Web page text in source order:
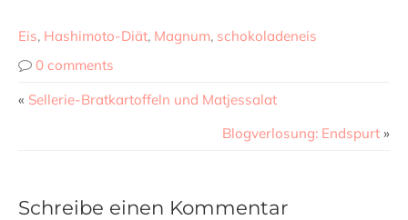
Eis, Hashimoto-Diät, Magnum, schokoladeneis
0 comments
« Sellerie-Bratkartoffeln und Matjessalat
Blogverlosung: Endspurt »
Schreibe einen Kommentar